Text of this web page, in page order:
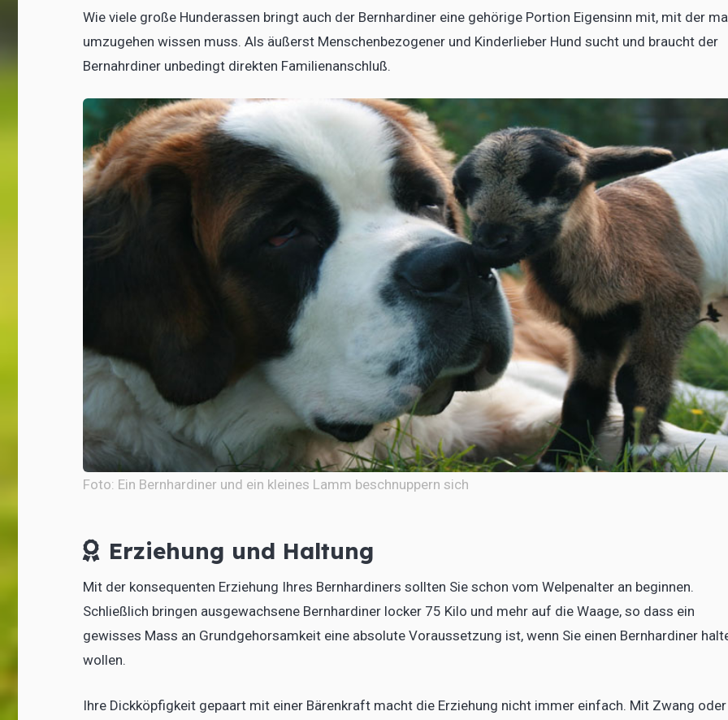
Wie viele große Hunderassen bringt auch der Bernhardiner eine gehörige Portion Eigensinn mit, mit der
umzugehen wissen muss. Als äußerst Menschenbezogener und Kinderlieber Hund sucht und braucht der
Bernahrdiner unbedingt direkten Familienanschluß.
Foto: Ein Bernhardiner und ein kleines Lamm beschnuppern sich
Erziehung und Haltung
Mit der konsequenten Erziehung Ihres Bernhardiners sollten Sie schon vom Welpenalter an beginnen.
Schließlich bringen ausgewachsene Bernhardiner locker 75 Kilo und mehr auf die Waage, so dass ein
gewisses Mass an Grundgehorsamkeit eine absolute Voraussetzung ist, wenn Sie einen Bernhardiner
wollen.
Ihre Dickköpfigkeit gepaart mit einer Bärenkraft macht die Erziehung nicht immer einfach. Mit Zwang oder